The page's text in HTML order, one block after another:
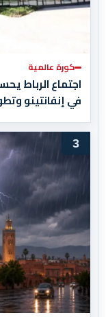
كورة عالمية
اجتماع الرباط
في إنفانتينو
3